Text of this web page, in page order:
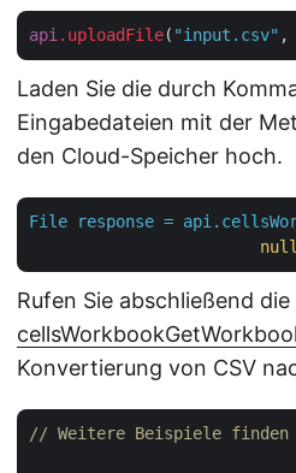
api .uploadFile( "input.csv" ,
Laden Sie die durch
Eingabedateien mit der
den Cloud-Speicher hoch.
File response =
null
Rufen Sie abschließend
Konvertierung von CSV
// Weitere Beispiele finden